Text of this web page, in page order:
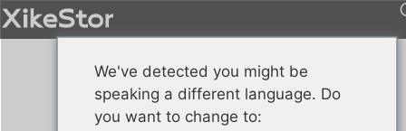
We've detected you might be
speaking a different language. Do
you want to change to: